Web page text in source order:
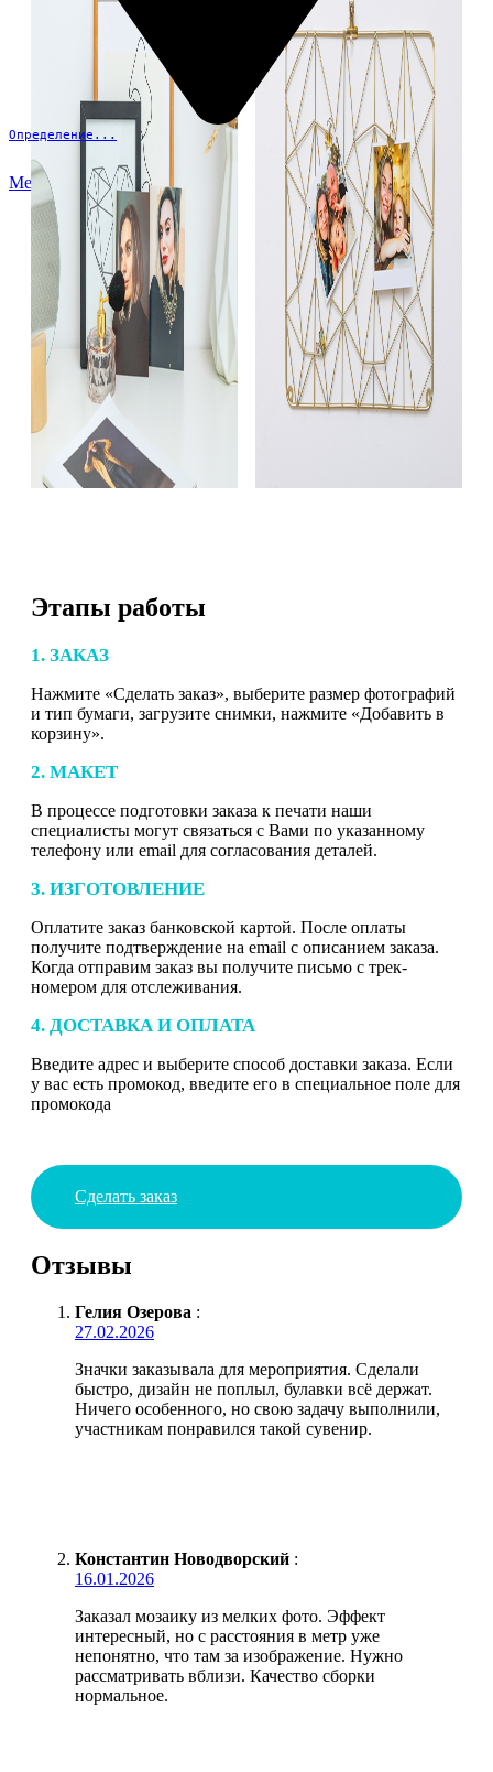
Определение...
Меню
Этапы работы
1. ЗАКАЗ
Нажмите «Сделать заказ», выберите размер фотографий
и тип бумаги, загрузите снимки, нажмите «Добавить в
корзину».
2. МАКЕТ
В процессе подготовки заказа к печати наши
специалисты могут связаться с Вами по указанному
телефону или email для согласования деталей.
3. ИЗГОТОВЛЕНИЕ
Оплатите заказ банковской картой. После оплаты
получите подтверждение на email с описанием заказа.
Когда отправим заказ вы получите письмо с трек-
номером для отслеживания.
4. ДОСТАВКА И ОПЛАТА
Введите адрес и выберите способ доставки заказа. Если
у вас есть промокод, введите его в специальное поле для
промокода
Сделать заказ
Отзывы
Гелия Озерова :
27.02.2026
Значки заказывала для мероприятия. Сделали
быстро, дизайн не поплыл, булавки всё держат.
Ничего особенного, но свою задачу выполнили,
участникам понравился такой сувенир.
Константин Новодворский :
16.01.2026
Заказал мозаику из мелких фото. Эффект
интересный, но с расстояния в метр уже
непонятно, что там за изображение. Нужно
рассматривать вблизи. Качество сборки
нормальное.